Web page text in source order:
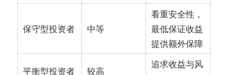
保守型投资者 中等
看重安全性，
最低保证收益
提供额外保障
平衡型投资者 较高
追求收益与风